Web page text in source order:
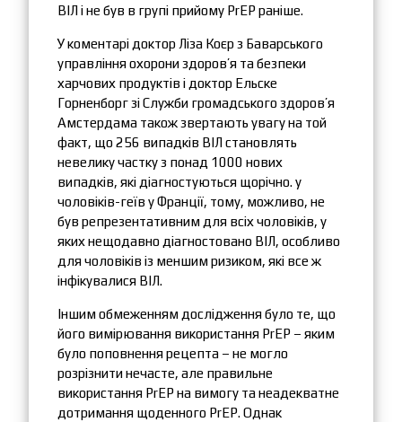
ВІЛ і не був в групі прийому PrEP раніше.
У коментарі доктор Ліза Коєр з Баварського
управління охорони здоров’я та безпеки
харчових продуктів і доктор Ельске
Горненборг зі Служби громадського здоров’я
Амстердама також звертають увагу на той
факт, що 256 випадків ВІЛ становлять
невелику частку з понад 1000 нових
випадків, які діагностуються щорічно. у
чоловіків-геїв у Франції, тому, можливо, не
був репрезентативним для всіх чоловіків, у
яких нещодавно діагностовано ВІЛ, особливо
для чоловіків із меншим ризиком, які все ж
інфікувалися ВІЛ.
Іншим обмеженням дослідження було те, що
його вимірювання використання PrEP – яким
було поповнення рецепта – не могло
розрізнити нечасте, але правильне
використання PrEP на вимогу та неадекватне
дотримання щоденного PrEP. Однак